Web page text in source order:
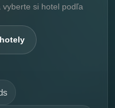
vyberte si hotel podľa